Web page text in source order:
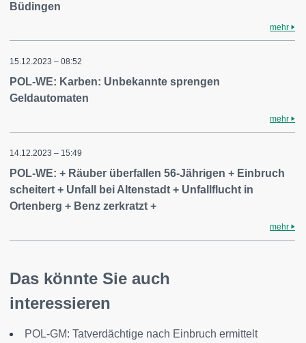
Büdingen
mehr
15.12.2023 – 08:52
POL-WE: Karben: Unbekannte sprengen
Geldautomaten
mehr
14.12.2023 – 15:49
POL-WE: + Räuber überfallen 56-Jährigen + Einbruch
scheitert + Unfall bei Altenstadt + Unfallflucht in
Ortenberg + Benz zerkratzt +
mehr
Das könnte Sie auch
interessieren
POL-GM: Tatverdächtige nach Einbruch ermittelt